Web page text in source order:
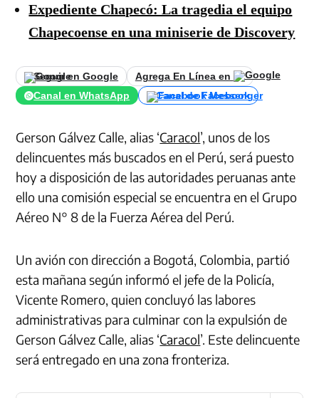
Expediente Chapecó: La tragedia el equipo
Chapecoense en una miniserie de Discovery
Seguir en Google
Agrega En Línea en
Canal en WhatsApp
Canal de Facebook
Gerson Gálvez Calle, alias ‘Caracol’, unos de los
delincuentes más buscados en el Perú, será puesto
hoy a disposición de las autoridades peruanas ante
ello una comisión especial se encuentra en el Grupo
Aéreo N° 8 de la Fuerza Aérea del Perú.
Un avión con dirección a Bogotá, Colombia, partió
esta mañana según informó el jefe de la Policía,
Vicente Romero, quien concluyó las labores
administrativas para culminar con la expulsión de
Gerson Gálvez Calle, alias ‘Caracol’. Este delincuente
será entregado en una zona fronteriza.